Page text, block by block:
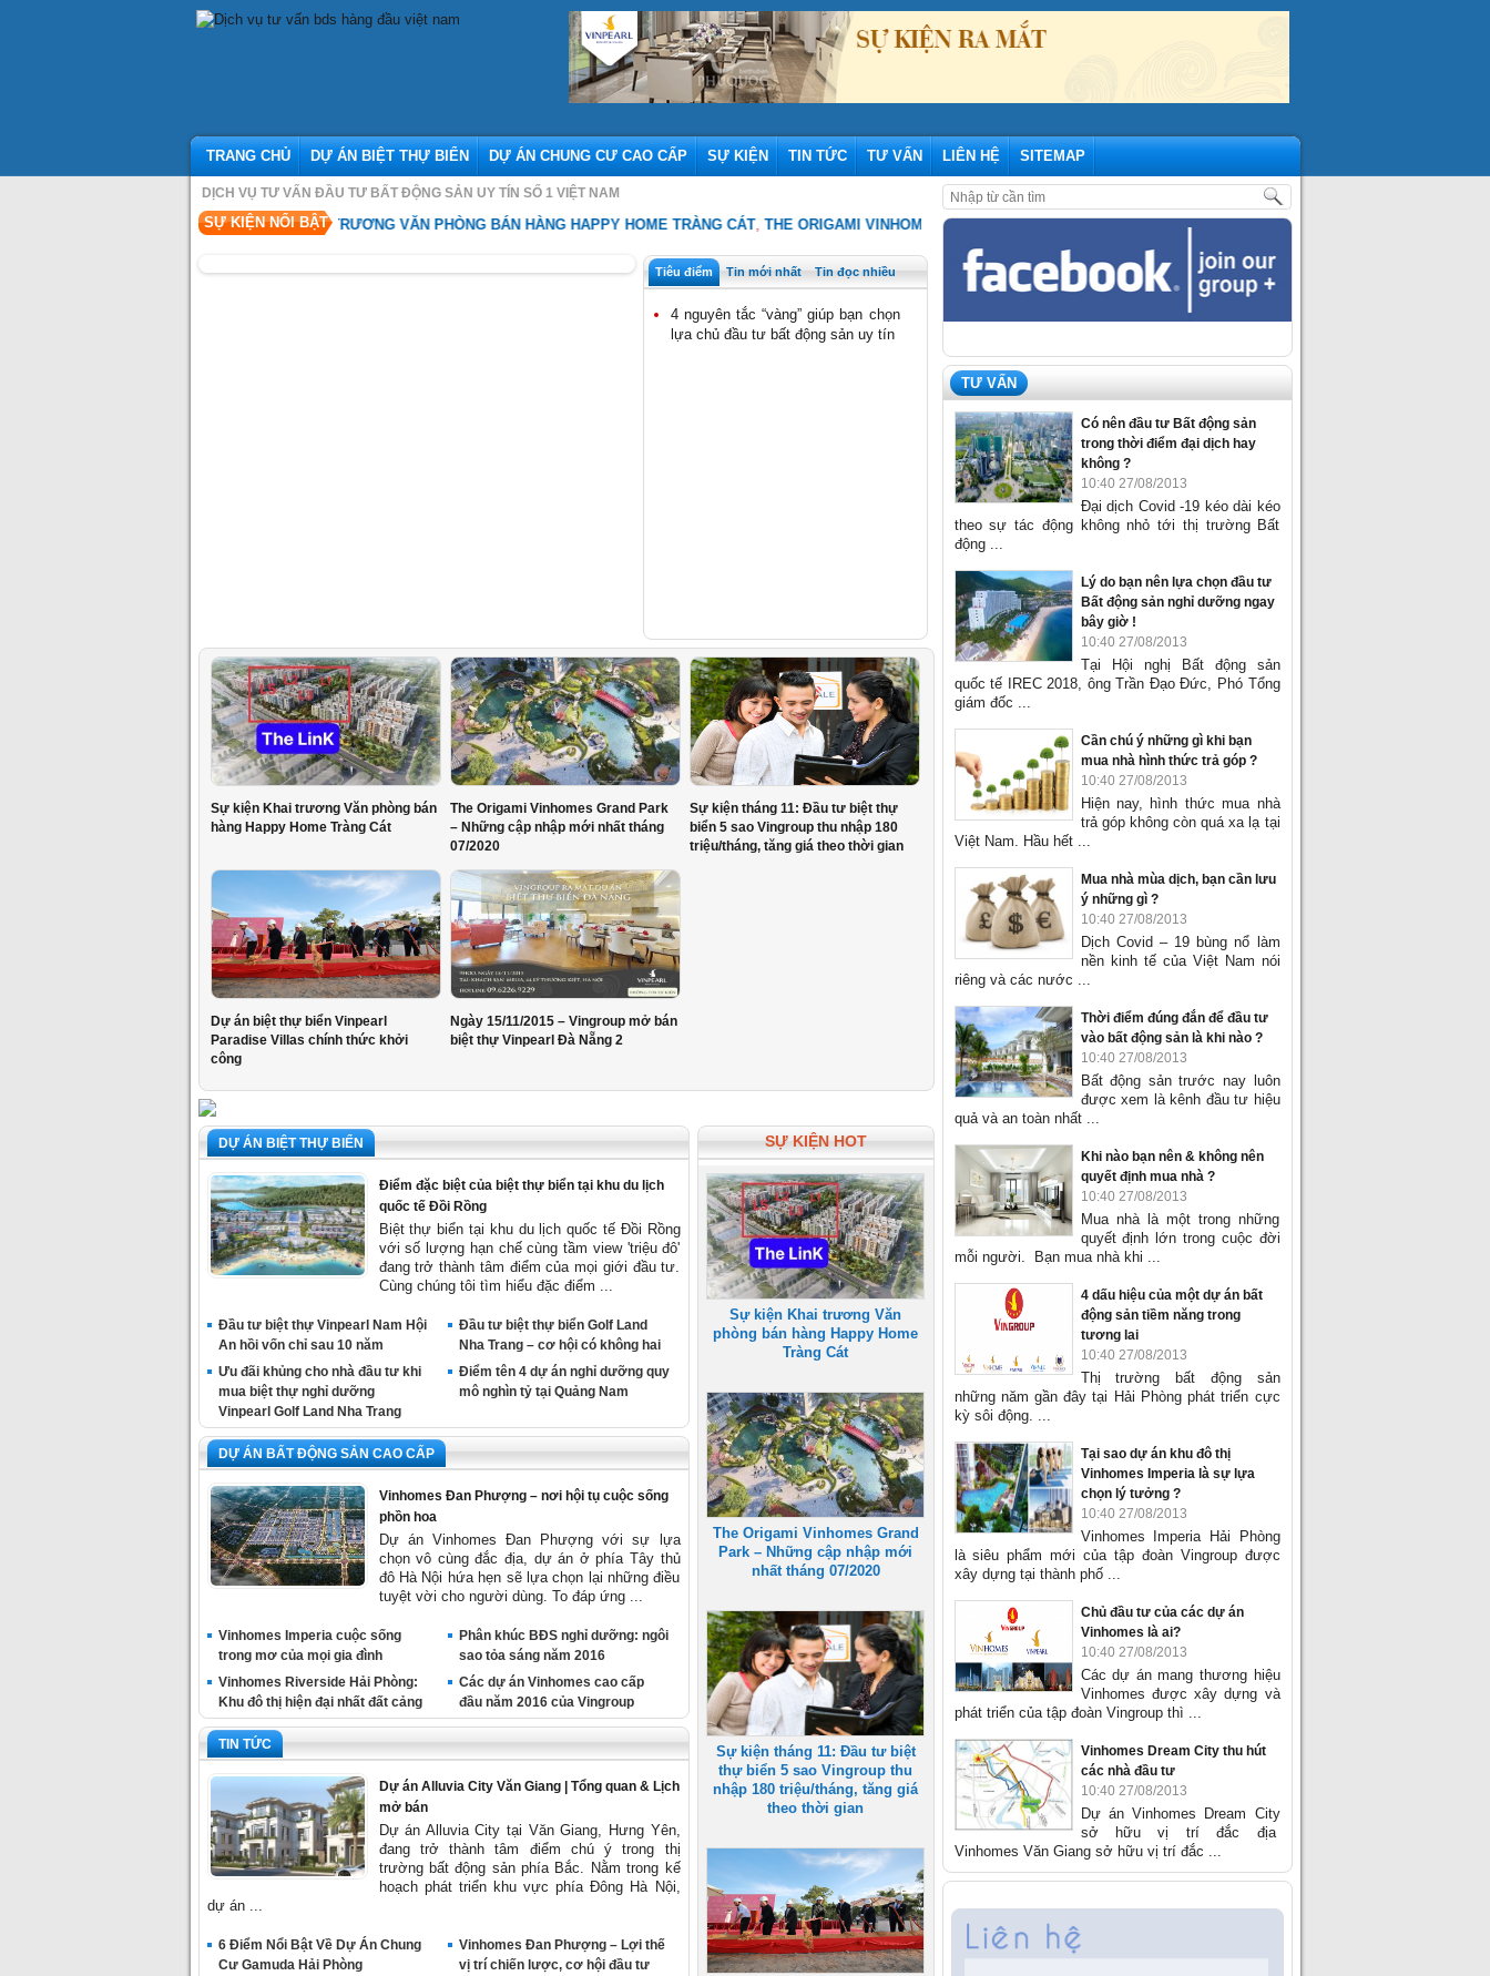
TRANG CHỦ DỰ ÁN BIỆT THỰ BIỂN DỰ ÁN CHUNG CƯ CAO CẤP SỰ KIỆN TIN TỨC TƯ VẤN LIÊN HỆ SITEMAP
DỊCH VỤ TƯ VẤN ĐẦU TƯ BẤT ĐỘNG SẢN UY TÍN SỐ 1 VIỆT NAM
SỰ KIỆN NỔI BẬT
SỰ KIỆN KHAI TRƯƠNG VĂN PHÒNG BÁN HÀNG HAPPY HOME TRÀNG CÁT,THE ORIGAMI VINHOMES GRAND PARK – NHỮNG CẬP NHẬP MỚI NHẤT THÁNG 07/2020
Tiêu điểm Tin mới nhất Tin đọc nhiều
4 nguyên tắc “vàng” giúp bạn chọn
lựa chủ đầu tư bất động sản uy tín
Sự kiện Khai trương Văn phòng bán
hàng Happy Home Tràng Cát
The Origami Vinhomes Grand Park
– Những cập nhập mới nhất tháng
07/2020
Sự kiện tháng 11: Đầu tư biệt thự
biển 5 sao Vingroup thu nhập 180
triệu/tháng, tăng giá theo thời gian
Dự án biệt thự biển Vinpearl
Paradise Villas chính thức khởi
công
Ngày 15/11/2015 – Vingroup mở bán
biệt thự Vinpearl Đà Nẵng 2
DỰ ÁN BIỆT THỰ BIỂN
Điểm đặc biệt của biệt thự biển tại khu du lịch
quốc tế Đồi Rồng
Biệt thự biển tại khu du lịch quốc tế Đồi Rồng
với số lượng hạn chế cùng tầm view 'triệu đô'
đang trở thành tâm điểm của mọi giới đầu tư.
Cùng chúng tôi tìm hiểu đặc điểm ...
Đầu tư biệt thự Vinpearl Nam Hội
An hồi vốn chỉ sau 10 năm
Ưu đãi khủng cho nhà đầu tư khi
mua biệt thự nghỉ dưỡng
Vinpearl Golf Land Nha Trang
Đầu tư biệt thự biển Golf Land
Nha Trang – cơ hội có không hai
Điểm tên 4 dự án nghỉ dưỡng quy
mô nghìn tỷ tại Quảng Nam
DỰ ÁN BẤT ĐỘNG SẢN CAO CẤP
Vinhomes Đan Phượng – nơi hội tụ cuộc sống
phồn hoa
Dự án Vinhomes Đan Phượng với sự lựa
chọn vô cùng đắc địa, dự án ở phía Tây thủ
đô Hà Nội hứa hẹn sẽ lựa chọn lại những điều
tuyệt vời cho người dùng. To đáp ứng ...
Vinhomes Imperia cuộc sống
trong mơ của mọi gia đình
Vinhomes Riverside Hải Phòng:
Khu đô thị hiện đại nhất đất cảng
Phân khúc BĐS nghỉ dưỡng: ngôi
sao tỏa sáng năm 2016
Các dự án Vinhomes cao cấp
đầu năm 2016 của Vingroup
TIN TỨC
Dự án Alluvia City Văn Giang | Tổng quan & Lịch
mở bán
Dự án Alluvia City tại Văn Giang, Hưng Yên,
đang trở thành tâm điểm chú ý trong thị
trường bất động sản phía Bắc. Nằm trong kế
hoạch phát triển khu vực phía Đông Hà Nội,
dự án ...
6 Điểm Nổi Bật Về Dự Án Chung
Cư Gamuda Hải Phòng
Vinhomes Đan Phượng – Lợi thế
vị trí chiến lược, cơ hội đầu tư
SỰ KIỆN HOT
Sự kiện Khai trương Văn
phòng bán hàng Happy Home
Tràng Cát
The Origami Vinhomes Grand
Park – Những cập nhập mới
nhất tháng 07/2020
Sự kiện tháng 11: Đầu tư biệt
thự biển 5 sao Vingroup thu
nhập 180 triệu/tháng, tăng giá
theo thời gian
TƯ VẤN
Có nên đầu tư Bất động sản
trong thời điểm đại dịch hay
không ?
10:40 27/08/2013
Đại dịch Covid -19 kéo dài kéo
theo sự tác động không nhỏ tới thị trường Bất
động ...
Lý do bạn nên lựa chọn đầu tư
Bất động sản nghỉ dưỡng ngay
bây giờ !
10:40 27/08/2013
Tại Hội nghị Bất động sản
quốc tế IREC 2018, ông Trần Đạo Đức, Phó Tổng
giám đốc ...
Cần chú ý những gì khi bạn
mua nhà hình thức trả góp ?
10:40 27/08/2013
Hiện nay, hình thức mua nhà
trả góp không còn quá xa lạ tại
Việt Nam. Hầu hết ...
Mua nhà mùa dịch, bạn cần lưu
ý những gì ?
10:40 27/08/2013
Dịch Covid – 19 bùng nổ làm
nền kinh tế của Việt Nam nói
riêng và các nước ...
Thời điểm đúng đắn để đầu tư
vào bất động sản là khi nào ?
10:40 27/08/2013
Bất động sản trước nay luôn
được xem là kênh đầu tư hiệu
quả và an toàn nhất ...
Khi nào bạn nên & không nên
quyết định mua nhà ?
10:40 27/08/2013
Mua nhà là một trong những
quyết định lớn trong cuộc đời
mỗi người. Bạn mua nhà khi ...
4 dấu hiệu của một dự án bất
động sản tiềm năng trong
tương lai
10:40 27/08/2013
Thị trường bất động sản
những năm gần đây tại Hải Phòng phát triển cực
kỳ sôi động. ...
Tại sao dự án khu đô thị
Vinhomes Imperia là sự lựa
chọn lý tưởng ?
10:40 27/08/2013
Vinhomes Imperia Hải Phòng
là siêu phẩm mới của tập đoàn Vingroup được
xây dựng tại thành phố ...
Chủ đầu tư của các dự án
Vinhomes là ai?
10:40 27/08/2013
Các dự án mang thương hiệu
Vinhomes được xây dựng và
phát triển của tập đoàn Vingroup thì ...
Vinhomes Dream City thu hút
các nhà đầu tư
10:40 27/08/2013
Dự án Vinhomes Dream City
sở hữu vị trí đắc địa
Vinhomes Văn Giang sở hữu vị trí đắc ...